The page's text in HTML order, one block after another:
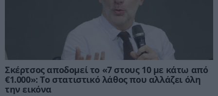
Σκέρτσος αποδομεί το «7 στους 10 με κάτω από
€1.000»: Το στατιστικό λάθος που αλλάζει όλη
την εικόνα